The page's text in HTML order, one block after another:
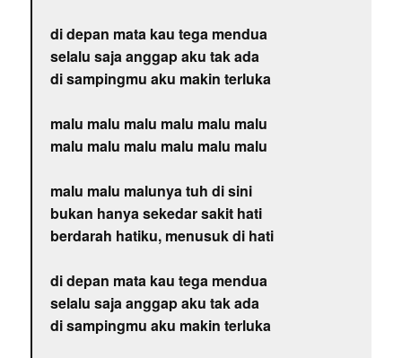
di depan mata kau tega mendua
selalu saja anggap aku tak ada
di sampingmu aku makin terluka
malu malu malu malu malu malu
malu malu malu malu malu malu
malu malu malunya tuh di sini
bukan hanya sekedar sakit hati
berdarah hatiku, menusuk di hati
di depan mata kau tega mendua
selalu saja anggap aku tak ada
di sampingmu aku makin terluka